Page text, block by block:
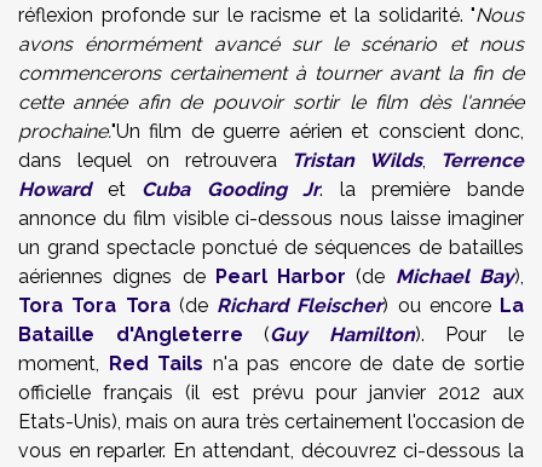
réflexion profonde sur le racisme et la solidarité. "Nous
avons énormément avancé sur le scénario et nous
commencerons certainement à tourner avant la fin de
cette année afin de pouvoir sortir le film dès l'année
prochaine."Un film de guerre aérien et conscient donc,
dans lequel on retrouvera
Tristan Wilds,
Terrence
Howardet Cuba Gooding Jr. la première bande
annonce du film visible ci-dessous nous laisse imaginer
un grand spectacle ponctué de séquences de batailles
aériennes dignes de Pearl Harbor (de Michael Bay),
Tora Tora Tora(de Richard Fleischer) ou encore La
Bataille d'Angleterre (Guy Hamilton). Pour le
moment,
Red Tails n'a pas encore de date de sortie
officielle français (il est prévu pour janvier 2012 aux
Etats-Unis), mais on aura très certainement l'occasion de
vous en reparler. En attendant, découvrez ci-dessous la